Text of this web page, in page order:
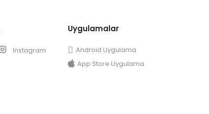
Instagram
Uygulamalar
Android Uygulama
App Store Uygulama